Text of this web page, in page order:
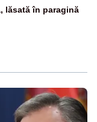
lăsată în paragină